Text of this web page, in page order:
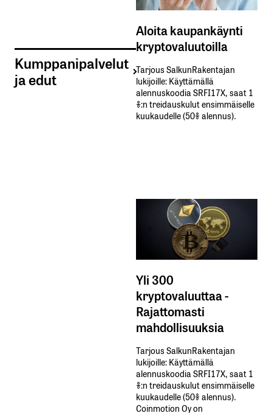
Kumppanipalvelut
ja edut
Aloita kaupankäynti
kryptovaluutoilla
Tarjous SalkunRakentajan
lukijoille: Käyttämällä​ ​
alennuskoodia​ ​SRFI17X,​ ​saat​ ​1
%:n treidauskulut​ ​ensimmäiselle​ ​
kuukaudelle​ ​(50%​ ​alennus).
Yli 300
kryptovaluuttaa -
Rajattomasti
mahdollisuuksia
Tarjous SalkunRakentajan
lukijoille: Käyttämällä​ ​
alennuskoodia​ ​SRFI17X,​ ​saat​ ​1
%:n treidauskulut​ ​ensimmäiselle​ ​
kuukaudelle​ ​(50%​ ​alennus).
Coinmotion Oy on